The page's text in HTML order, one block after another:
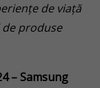
de viață
produse
– Samsung